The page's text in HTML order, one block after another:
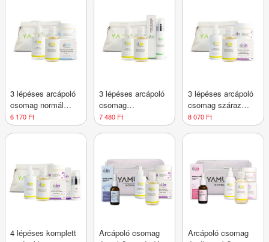
3 lépéses arcápoló
csomag normál
bőrre
6 170 Ft
3 lépéses arcápoló
csomag
pattanásokra
hajlamos, zsíros
7 480 Ft
3 lépéses arcápoló
csomag száraz
bőrre
8 070 Ft
4 lépéses komplett
Arcápoló csomag
Arcápoló csomag